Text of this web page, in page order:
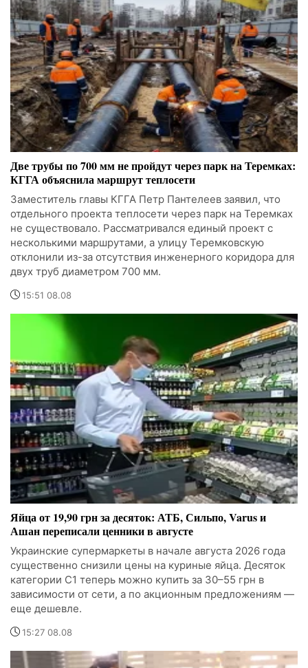
Две трубы по 700 мм не пройдут через парк на Теремках:
КГГА объяснила маршрут теплосети
Заместитель главы КГГА Петр Пантелеев заявил, что
отдельного проекта теплосети через парк на Теремках
не существовало. Рассматривался единый проект с
несколькими маршрутами, а улицу Теремковскую
отклонили из-за отсутствия инженерного коридора для
двух труб диаметром 700 мм.
15:51 08.08
Яйца от 19,90 грн за десяток: АТБ, Сильпо, Varus и
Ашан переписали ценники в августе
Украинские супермаркеты в начале августа 2026 года
существенно снизили цены на куриные яйца. Десяток
категории С1 теперь можно купить за 30–55 грн в
зависимости от сети, а по акционным предложениям —
еще дешевле.
15:27 08.08